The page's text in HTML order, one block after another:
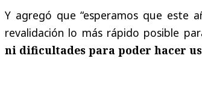
Y agregó que “esperamos que este
revalidación lo más rápido posible
ni dificultades para poder hacer